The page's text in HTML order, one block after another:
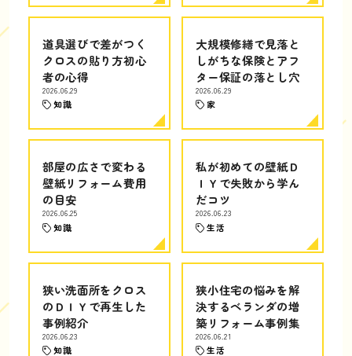
道具選びで差がつく
クロスの貼り方初心
者の心得
2026.06.29
知識
大規模修繕で見落と
しがちな保険とアフ
ター保証の落とし穴
2026.06.29
家
部屋の広さで変わる
壁紙リフォーム費用
の目安
2026.06.25
知識
私が初めての壁紙Ｄ
ＩＹで失敗から学ん
だコツ
2026.06.23
生活
狭い洗面所をクロス
のＤＩＹで再生した
事例紹介
2026.06.23
知識
狭小住宅の悩みを解
決するベランダの増
築リフォーム事例集
2026.06.21
生活